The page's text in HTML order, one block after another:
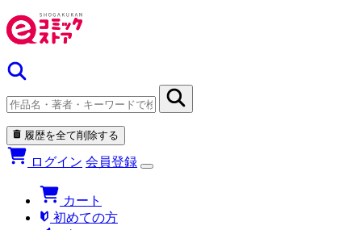
履歴を全て削除する
ログイン 会員登録
カート
初めての方